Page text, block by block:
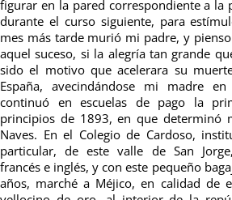
figurar en la pared correspondiente a la
durante el curso siguiente, para
mes más tarde murió mi padre, y
aquel suceso, si la alegría tan grande
sido el motivo que acelerara su
España, avecindándose mi madre
continuó en escuelas de pago la
principios de 1893, en que determinó
Naves. En el Colegio de Cardoso,
particular, de este valle de San
francés e inglés, y con este pequeño
años, marché a Méjico, en calidad de